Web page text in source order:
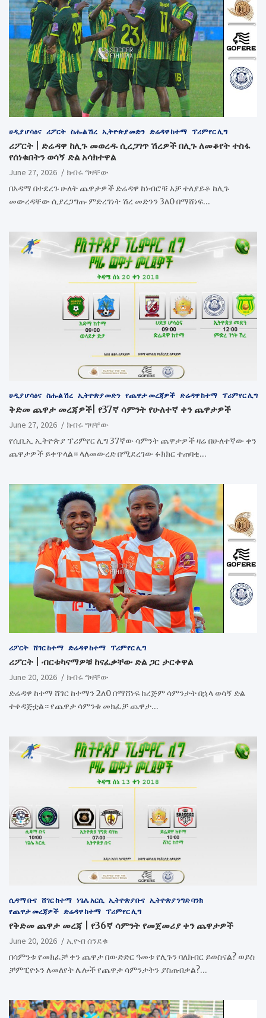
ሀዲያ ሆሳዕና ሪፖርት ስሑል ሽረ ኢትዮጵያ መድን ድሬዳዋ ከተማ ፕሪምየር ሊግ
ሪፖርት | ድሬዳዋ ከሊጉ መወረዱ ሲረጋገጥ ሽረዎች በሊጉ ለመቆየት ተስፋ
የሰነቁበትን ወሳኝ ድል አሳክተዋል
June 27, 2026
ክብሩ ግዛቸው
በአዳማ በተደረጉ ሁለት ጨዋታዎች ድሬዳዋ ከነብሮቹ አቻ ተለያይቶ ከሊጉ
መውረዳቸው ሲያረጋግጡ ምድረገነት ሽረ መድንን 3ለ0 በማሸነፍ…
ሀዲያ ሆሳዕና ስሑል ሽረ ኢትዮጵያ መድን የጨዋታ መረጃዎች ድሬዳዋ ከተማ ፕሪምየር ሊግ
ቅድመ ጨዋታ መረጃዎች| የ37ኛ ሳምንት የሁለተኛ ቀን ጨዋታዎች
June 27, 2026
ክብሩ ግዛቸው
የሲቢኢ ኢትዮጵያ ፕሪምየር ሊግ 37ኛው ሳምንት ጨዋታዎች ዛሬ በሁለተኛው ቀን
ጨዋታዎች ይቀጥላል። ላለመውረድ በሚደረገው ፉክክር ተጠባቂ…
ሪፖርት ሸገር ከተማ ድሬዳዋ ከተማ ፕሪምየር ሊግ
ሪፖርት | ብርቱካናማዎቹ ከናፈቃቸው ድል ጋር ታርቀዋል
June 20, 2026
ክብሩ ግዛቸው
ድሬዳዋ ከተማ ሸገር ከተማን 2ለ0 በማሸነፍ ከረጅም ሳምንታት በኋላ ወሳኝ ድል
ተቀዳጅቷል። የጨዋታ ሳምንቱ መክፈቻ ጨዋታ…
ሲዳማ ቡና ሸገር ከተማ ነጌሌ አርሲ ኢትዮጵያ ቡና ኢትዮጵያ ንግድ ባንክ
የጨዋታ መረጃዎች ድሬዳዋ ከተማ ፕሪምየር ሊግ
የቅድመ ጨዋታ መረጃ | የ36ኛ ሳምንት የመጀመሪያ ቀን ጨዋታዎች
June 20, 2026
ኢዮብ ሰንደቁ
በሳምንቱ የመክፈቻ ቀን ጨዋታ በውድድር ዓመቱ የሊጉን ባለክብር ይወስናል? ወይስ
ቻምፒዮኑን ለመለየት ሌሎች የጨዋታ ሳምንታትን ያስጠብቃል?…